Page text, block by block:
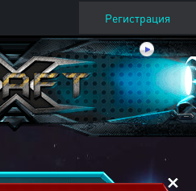
Регистрация